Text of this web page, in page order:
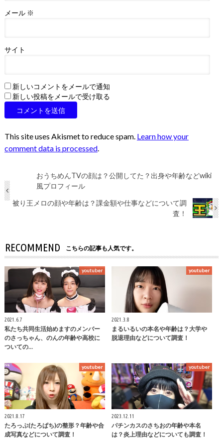
メール ※
サイト
新しいコメントをメールで通知
新しい投稿をメールで受け取る
This site uses Akismet to reduce spam. Learn how your
comment data is processed.
おうちめんTVの顔は？公開してた？出身や年齢などwiki
風プロフィール
被り王メロの顔や年齢は？課金額や仕事などについて調
査！
RECOMMEND こちらの記事も人気です。
youtuber
2021.6.7
私たち共同生活始めますのメンバー
のさっちゃん、のんの年齢や高校に
ついての…
youtuber
2021.3.8
まるいるいの本名や年齢は？大学や
脱退理由などについて調査！
youtuber
2021.8.17
たろっぷ(たろぱち)の整形？年齢や合
成写真などについて調査！
youtuber
2023.12.11
パチンカスのさちおの年齢や本名
は？炎上理由などについても調査！